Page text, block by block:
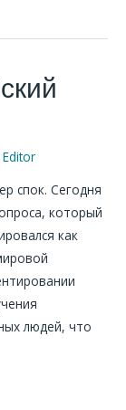
Editor
спок. Сегодня
который
как
людей, что